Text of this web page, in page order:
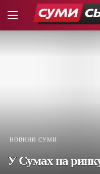
НОВИНИ СУМИ
У Сумах на